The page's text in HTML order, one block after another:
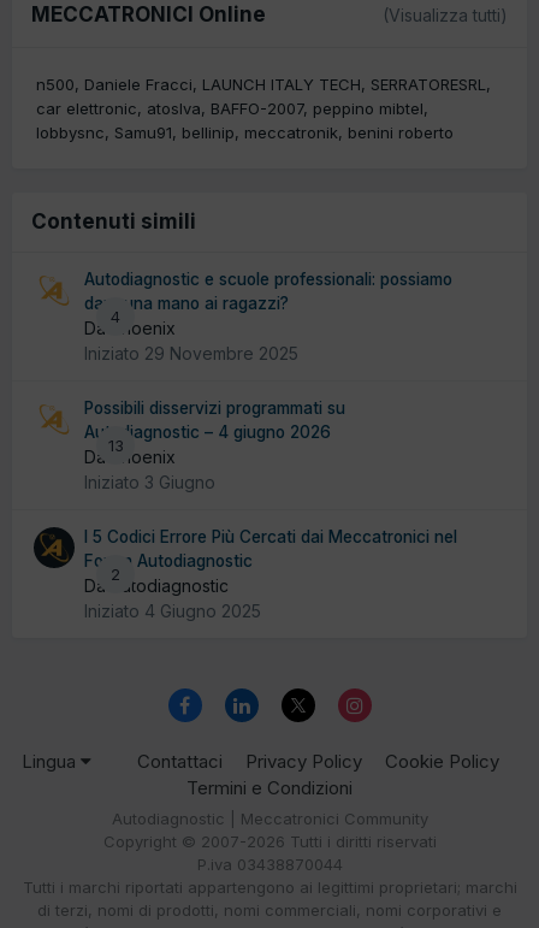
MECCATRONICI Online (Visualizza tutti)
n500 Daniele Fracci LAUNCH ITALY TECH
SERRATORESRL
car elettronic
atoslva BAFFO-2007 peppino mibtel
lobbysnc
Samu91 bellinip meccatronik benini roberto
Contenuti simili
4
Autodiagnostic e scuole professionali: possiamo
dare una mano ai ragazzi?
Da Phoenix
Iniziato 29 Novembre 2025
13
Possibili disservizi programmati su
Autodiagnostic – 4 giugno 2026
Da Phoenix
Iniziato 3 Giugno
2
I 5 Codici Errore Più Cercati dai Meccatronici nel
Forum Autodiagnostic
Da Autodiagnostic
Iniziato 4 Giugno 2025
Lingua Contattaci Privacy Policy
Cookie Policy
Termini e Condizioni
Autodiagnostic | Meccatronici Community
Copyright © 2007-2026 Tutti i diritti riservati
P.iva 03438870044
Tutti i marchi riportati appartengono ai legittimi proprietari; marchi
di terzi, nomi di prodotti, nomi commerciali, nomi corporativi e